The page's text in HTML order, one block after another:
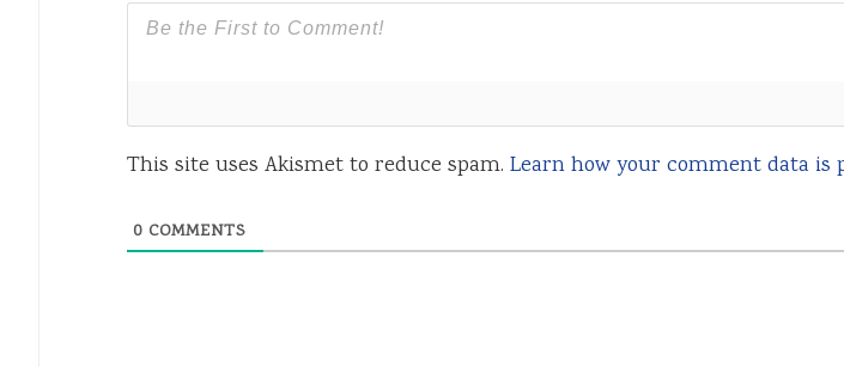
This site uses Akismet to reduce spam. Learn how your comment data is
0 COMMENTS